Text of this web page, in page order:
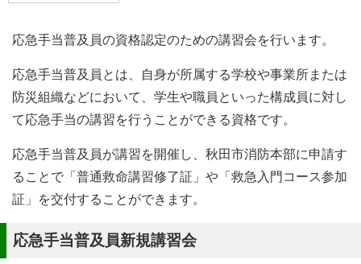
応急手当普及員の資格認定のための講習会を行います。
応急手当普及員とは、自身が所属する学校や事業所または
防災組織などにおいて、学生や職員といった構成員に対し
て応急手当の講習を行うことができる資格です。
応急手当普及員が講習を開催し、秋田市消防本部に申請す
ることで「普通救命講習修了証」や「救急入門コース参加
証」を交付することができます。
応急手当普及員新規講習会